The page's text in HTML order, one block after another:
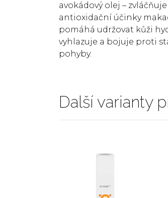
avokádový olej –
antioxidační účinky
pomáhá udržovat kůži
vyhlazuje a bojuje proti
pohyby.
Další varianty